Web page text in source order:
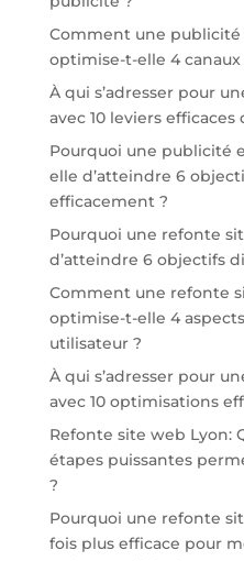
Comment une publicité
optimise-t-elle 4
À qui s’adresser pour
avec 10 leviers efficaces
Pourquoi une publicité
elle d’atteindre 6
efficacement ?
Pourquoi une refonte
d’atteindre 6 objectifs
Comment une refonte
optimise-t-elle 4
utilisateur ?
À qui s’adresser pour
avec 10 optimisations
Refonte site web Lyon:
étapes puissantes
?
Pourquoi une refonte
fois plus efficace pour